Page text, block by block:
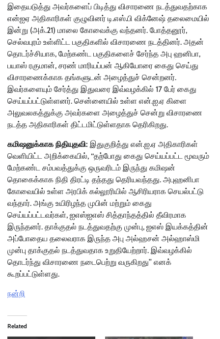
இதையடுத்து அவர்களைப் பிடித்து விசாரணை நடத்துவதற்காக
என்ஐஏ அதிகாரிகள் குழுவினர் டி.எஸ்.பி விக்னேஷ் தலைமையில்
இன்று (அக்.21) மாலை கோவைக்கு வந்தனர். போத்தனூர்,
செல்வபுரம் உள்ளிட்ட பகுதிகளில் விசாரணை நடத்தினர். அதன்
தொடர்ச்சியாக, மேற்கண்ட பகுதிகளைச் சேர்ந்த அபு ஹனிபா,
பயாஸ் ரகுமான், சரண் மாரியப்பன் ஆகியோரை கைது செய்து
விசாரணைக்காக தங்களுடன் அழைத்துச் சென்றனர்.
இவர்களையும் சேர்த்து இதுவரை இவ்வழக்கில் 17 பேர் கைது
செய்யப்பட்டுள்ளனர். சென்னையில் உள்ள என்.ஐ.ஏ கிளை
அலுவலகத்துக்கு அவர்களை அழைத்துச் சென்று விசாரணை
நடத்த அதிகாரிகள் திட்டமிட்டுள்ளதாக தெரிகிறது.
கமிஷனுக்காக நிதியுதவி: இதுகுறித்து என்.ஐ.ஏ அதிகாரிகள்
வெளியிட்ட அறிக்கையில், ‘‘தற்போது கைது செய்யப்பட்ட மூவரும்
மேற்கண்ட சம்பவத்துக்கு ஒருவரிடம் இருந்து கமிஷன்
தொகைக்காக நிதி திரட்டி தந்தது தெரியவந்தது. அபுஹனிபா
கோவையில் உள்ள அரபிக் கல்லூரியில் ஆசிரியராக செயல்பட்டு
வந்தார். அங்கு உயிரிழந்த முபின் மற்றும் கைது
செய்யப்பட்டவர்கள், ஐஎஸ்ஐஎஸ் சித்தாந்தத்தில் தீவிரமாக
இருந்தனர். தாக்குதல் நடத்துவதற்கு முன்பு, ஐஎஸ் இயக்கத்தின்
அப்போதைய தலைவராக இருந்த அபு அல்ஹசன் அல்ஹாஸ்மி
முன்பு தாக்குதல் நடத்துவதாக உறுதியேற்றார். இவ்வழக்கில்
தொடர்ந்து விசாரணை நடைபெற்று வருகிறது’’ எனக்
கூறப்பட்டுள்ளது.
நன்றி
Related